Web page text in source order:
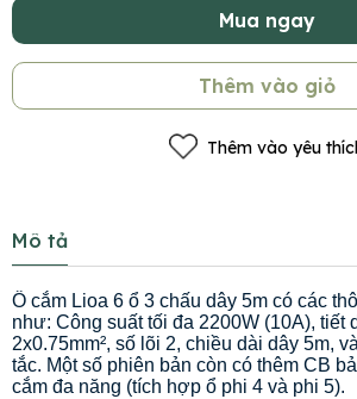
Mua ngay
Thêm vào giỏ
Thêm vào yêu
Mô tả
Ổ cắm Lioa 6 ổ 3 chấu dây 5m có các
như: Công suất tối đa 2200W (10A), tiết
2x0.75mm², số lõi 2, chiều dài dây 5m,
tắc. Một số phiên bản còn có thêm CB
cắm đa năng (tích hợp ổ phi 4 và phi 5).